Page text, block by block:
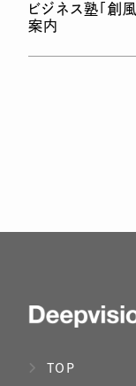
ビジネス塾「創
案内
TOP